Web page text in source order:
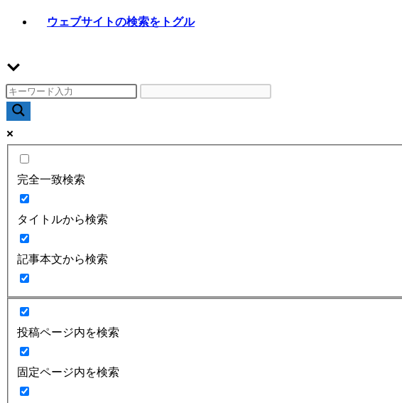
ウェブサイトの検索をトグル
完全一致検索
タイトルから検索
記事本文から検索
投稿ページ内を検索
固定ページ内を検索